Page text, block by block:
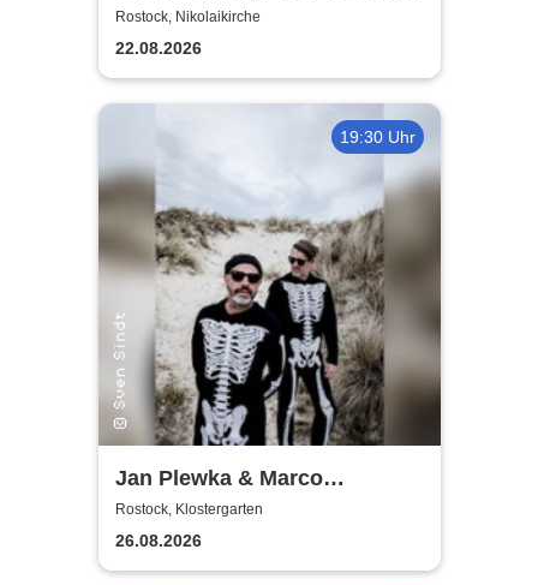
World
Rostock, Nikolaikirche
22.08.2026
19:30 Uhr
Jan Plewka & Marco
Schmedtje - Between the
Lights
Rostock, Klostergarten
26.08.2026